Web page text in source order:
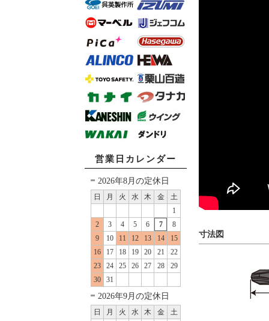
営業日カレンダー
2026年8月の定休日
日 月 火 水 木 金
土
1
2
3 4 5 6 7
8
9
10 11 12 13 14
15
16
17 18 19 20 21
22
23
24 25 26 27 28
29
30
31
2026年9月の定休日
日 月 火 水 木 金
土
寸法図